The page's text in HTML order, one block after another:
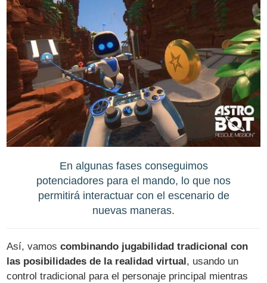
En algunas fases conseguimos
potenciadores para el mando, lo que nos
permitirá interactuar con el escenario de
nuevas maneras.
Así, vamoscombinando jugabilidad tradicional con
las posibilidades de la realidad virtual , usando un
control tradicional para el personaje principal mientras